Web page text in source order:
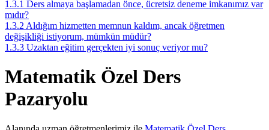
1.3.1 Ders almaya başlamadan önce, ücretsiz deneme imkanımız var
mıdır?
1.3.2 Aldığım hizmetten memnun kaldım, ancak öğretmen
değişikliği istiyorum, mümkün müdür?
1.3.3 Uzaktan eğitim gerçekten iyi sonuç veriyor mu?
Matematik Özel Ders
Pazaryolu